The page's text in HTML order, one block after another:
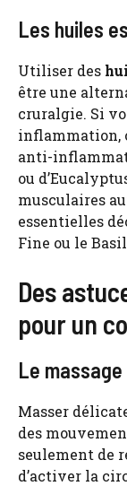
Les huiles
Utiliser des
être une
cruralgie. Si
inflammation,
anti-
ou
musculaires
essentielles
Fine ou le
Des
pour un
Le massage
Masser
des
seulement de
d’activer la